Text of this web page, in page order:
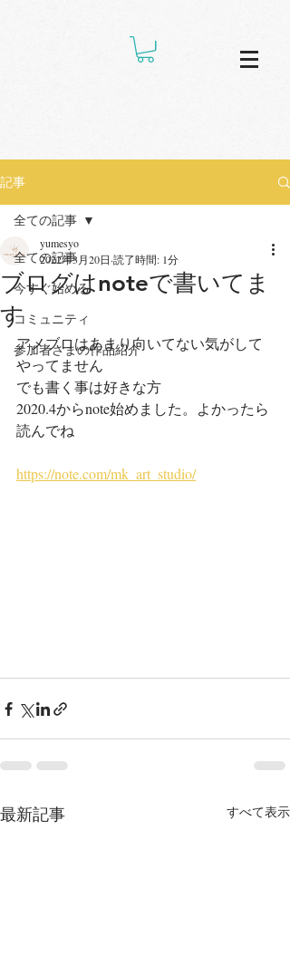
記事
全ての記事
今すぐ始める
コミュニティ
参加者さまの作品紹介
全ての記事
ブログはnoteで書いてま
す
yumesyo
2022年3月20日 読了時間: 1分
アメブロはあまり向いてない気がして
やってません
でも書く事は好きな方
2020.4からnote始めました。よかったら
読んでね
https://note.com/mk_art_studio/
最新記事 すべて表示